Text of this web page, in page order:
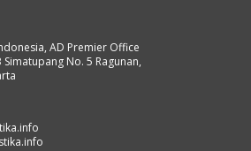
AD Premier Office
Simatupang No. 5 Ragunan,